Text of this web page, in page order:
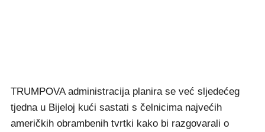
TRUMPOVA administracija planira se već sljedećeg
tjedna u Bijeloj kući sastati s čelnicima najvećih
američkih obrambenih tvrtki kako bi razgovarali o